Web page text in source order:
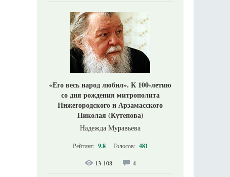
«Его весь народ любил». К 100-летию
со дня рождения митрополита
Нижегородского и Арзамасского
Николая (Кутепова)
Надежда Муравьева
Рейтинг: 9.8 Голосов: 481
13 108 4